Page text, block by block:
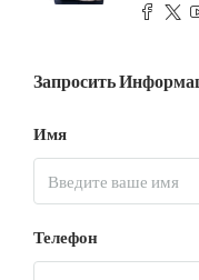
Запросить
Имя
Телефон